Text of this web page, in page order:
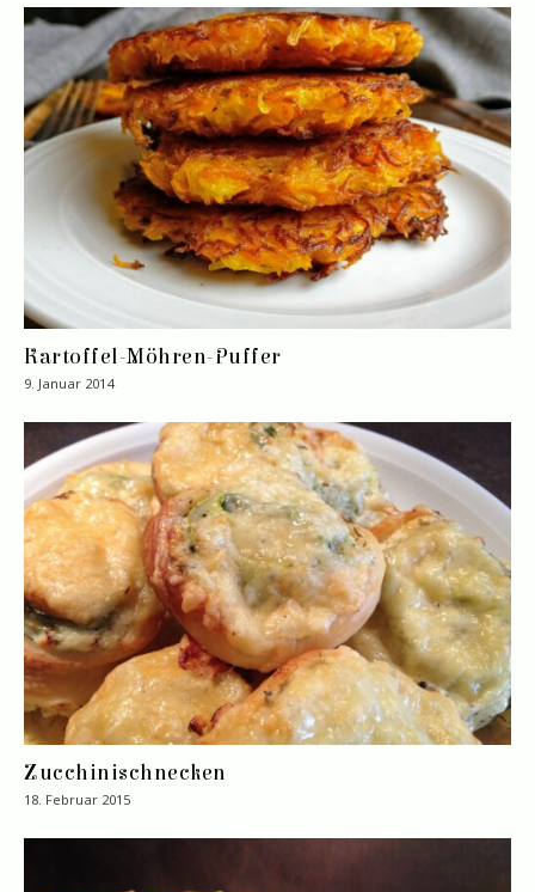
Kartoffel-Möhren-Puffer
9. Januar 2014
Zucchinischnecken
18. Februar 2015